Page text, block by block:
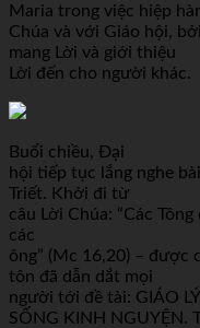
Maria trong việc hiệp
Chúa và với Giáo hội,
mang Lời và giới thiệu
Lời đến cho người khác.
Buổi chiều, Đại
hội tiếp tục lắng nghe
Triết. Khởi đi từ
câu Lời Chúa: “Các
các
ông” (Mc 16,20) – được
tôn đã dẫn dắt mọi
người tới đề tài: GIÁO
SỐNG KINH NGUYỆN.